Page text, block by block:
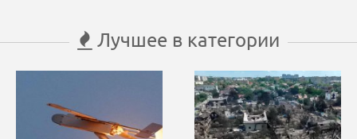
Лучшее в категории